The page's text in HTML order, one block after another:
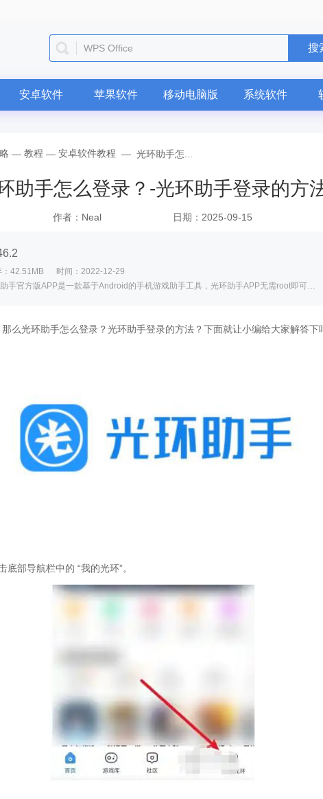
WPS Office 搜
安卓软件 苹果软件 移动电脑版 系统软件
— 教程 — 安卓软件教程 — 光环助手怎...
助手怎么登录？-光环助手登录的方
作者：Neal 日期：2025-09-15
：42.51MB
时间：2022-12-29
软件介绍: 光环助手官方版APP是一款基于Android的手机游戏助手工具，光环助手APP无需root即可实现游戏加速...
么光环助手怎么登录？光环助手登录的方法？下面就让小编给大家解答下
部导航栏中的 “我的光环”。